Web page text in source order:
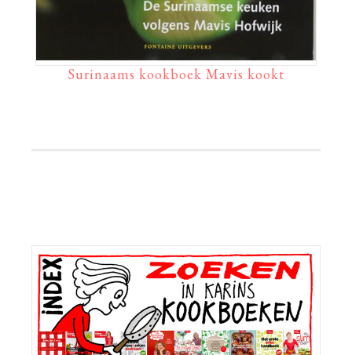
Surinaams kookboek Mavis kookt
Primaire
Sidebar